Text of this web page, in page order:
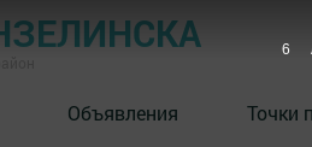
Объявления Точки
5